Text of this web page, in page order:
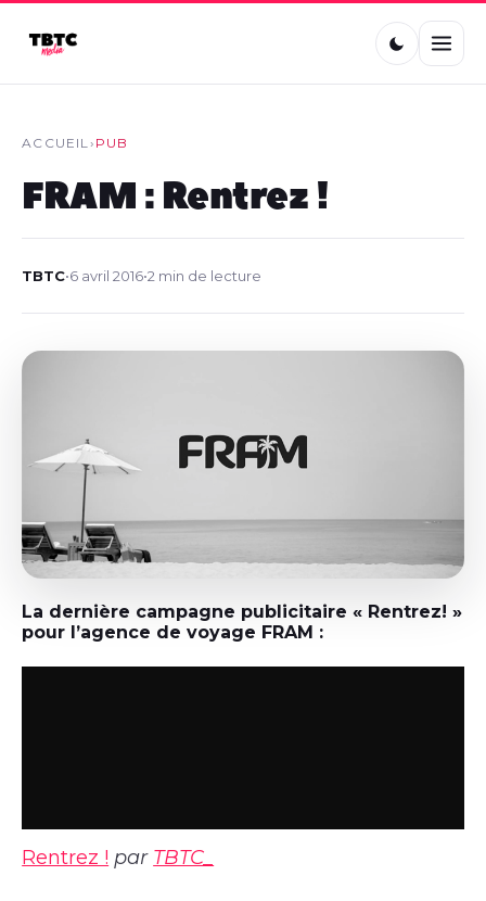
ACCUEIL› PUB
FRAM : Rentrez !
TBTC•6 avril 2016•2 min de lecture
La dernière campagne publicitaire « Rentrez! »
pour l’agence de voyage FRAM :
Rentrez ! par TBTC_